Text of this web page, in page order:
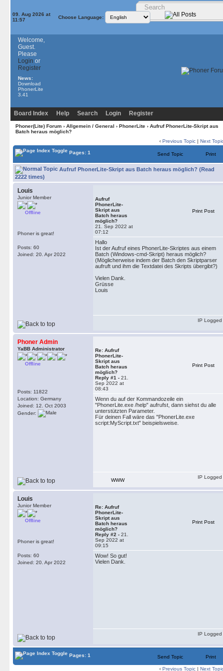
09. Aug 2026 at
11:57
Choose Language:
Welcome,
Guest.
Please
Login or
Register
News:
Download
PhonerLite
3.41
Board Index Help Search Login Register
Phoner(Lite) Forum› Allgemein / General › PhonerLite› Aufruf PhonerLite-Skript aus
Batch heraus möglich?
‹ Previous Topic | Next
Pages: 1 Send Topic Print
Aufruf PhonerLite-Skript aus Batch heraus möglich? (Read
2222 times)
Louis
Junior Member
Offline
Phoner is great!
Posts: 60
Joined: 20. Apr 2022
Aufruf
PhonerLite-
Skript aus
Batch heraus
möglich?
21. Sep 2022 at
07:12
Print Post
Hallo
Ist der Aufruf eines PhonerLite-Skriptes aus einem
Batch (Windows-cmd-Skript) heraus möglich?
(Möglicherweise indem der Batch den Skriptparser
aufruft und ihm die Textdatei des Skripts übergibt?)
Vielen Dank.
Grüsse
Louis
IP Logged
Phoner Admin
YaBB Administrator
Offline
Posts: 11822
Location: Germany
Joined: 12. Oct 2003
Gender:
Re: Aufruf
PhonerLite-
Skript aus
Batch heraus
möglich?
Reply #1 - 21.
Sep 2022 at
08:43
Print Post
Wenn du auf der Kommandozeile ein
"PhonerLite.exe /help" aufrufst, dann siehst du alle
unterstützten Parameter.
Für deinen Fall wäre das "PhonerLite.exe
script:MyScript.txt" beispielsweise.
WWW
IP Logged
Louis
Junior Member
Offline
Phoner is great!
Posts: 60
Joined: 20. Apr 2022
Re: Aufruf
PhonerLite-
Skript aus
Batch heraus
möglich?
Reply #2 - 21.
Sep 2022 at
09:15
Print Post
Wow! So gut!
Vielen Dank.
IP Logged
Pages: 1 Send Topic Print
‹ Previous Topic | Next